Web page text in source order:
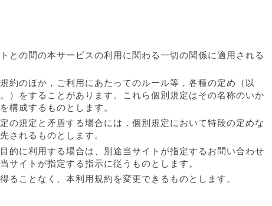
との間の本サービスの利用に関わる一切の関係に適用される
約のほか，ご利用にあたってのルール等，各種の定め（以
）をすることがあります。これら個別規定はその名称のいか
構成するものとします。
の規定と矛盾する場合には，個別規定において特段の定めな
されるものとします。
的に利用する場合は、別途当サイトが指定するお問い合わせ
サイトが指定する指示に従うものとします。
ることなく、本利用規約を変更できるものとします。